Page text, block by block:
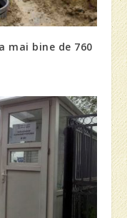
mai bine de 760